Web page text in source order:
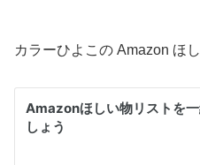
カラーひよこの Amazon ほ